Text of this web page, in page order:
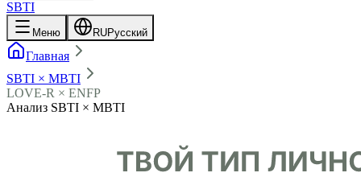
SBTI
Меню RUРусский
Главная
SBTI × MBTI
LOVE-R × ENFP
Анализ SBTI × MBTI